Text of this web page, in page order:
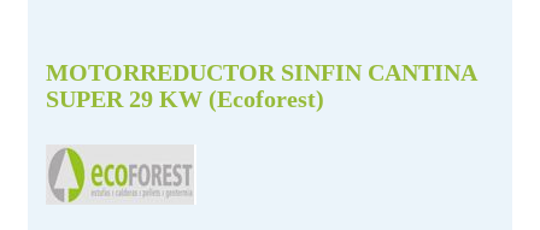
MOTORREDUCTOR SINFIN CANTINA
SUPER 29 KW (Ecoforest)